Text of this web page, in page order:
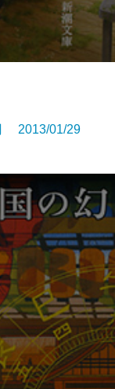
2013/01/29